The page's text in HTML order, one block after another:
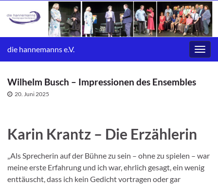
die hannemanns e.V.
Wilhelm Busch – Impressionen des Ensembles
20. Juni 2025
Karin Krantz – Die Erzählerin
„Als Sprecherin auf der Bühne zu sein – ohne zu spielen – war
meine erste Erfahrung und ich war, ehrlich gesagt, ein wenig
enttäuscht, dass ich kein Gedicht vortragen oder gar